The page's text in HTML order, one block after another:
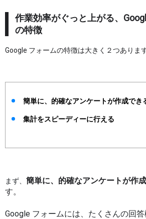
マイページ
作業効率がぐっと上がる、
の特徴
Google フォームの特徴は大きく２つあります
簡単に、的確なアンケートが作成でき
集計をスピーディーに行える
まず、 簡単に、的確なアンケートが作
す。
Google フォームには、たくさんの回